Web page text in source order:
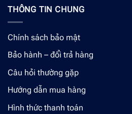
THÔNG TIN CHUNG
Chính sách bảo mật
Bảo hành – đổi trả hàng
Câu hỏi thường gặp
Hướng dẫn mua hàng
Hình thức thanh toán